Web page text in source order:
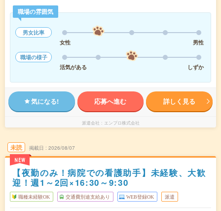
職場の雰囲気
男女比率
女性
男性
職場の様子
活気がある
しずか
気になる! 応募へ進む 詳しく見る
派遣会社 エンプロ株式会社
未読
NEW
掲載日 2026/08/07
【夜勤のみ！病院での看護助手】未経験、大歓
迎！週1～2回×16:30～9:30
職種未経験OK 交通費別途支給あり WEB登録OK 派遣